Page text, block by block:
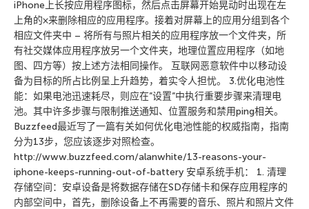
iPhone上长按应用程序图标，然后点击屏幕开始晃动时出现在左
上角的×来删除相应的应用程序。接着对屏幕上的应用分组到各个
相应文件夹中 – 将所有与照片相关的应用程序放一个文件夹，所
有社交媒体应用程序放另一个文件夹，地理位置应用程序（如地
图、四方等）按上述方法相同操作。 互联网恶意软件中以移动设
备为目标的所占比例呈上升趋势，着实令人担忧。 3.优化电池性
能：如果电池迅速耗尽，则应在”设置”中执行重要步骤来清理电
池。其中许多步骤与限制推送通知、位置服务和禁用ping相关。
Buzzfeed最近写了一篇有关如何优化电池性能的权威指南，指南
分为13步，您应该逐步对照检查。
http://www.buzzfeed.com/alanwhite/13-reasons-your-
iphone-keeps-running-out-of-battery 安卓系统手机： 1. 清理
存储空间：安卓设备是将数据存储在SD存储卡和保存应用程序的
内部空间中，首先，删除设备上不再需要的音乐、照片和照片文件